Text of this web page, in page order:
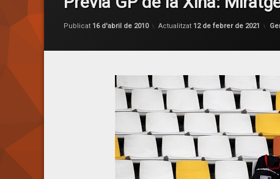
Publicat 16 d'abril de 2010 Actualitzat 12 de febrer de 2021
per